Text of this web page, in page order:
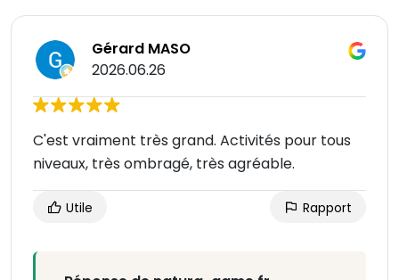
Gérard MASO
2026.06.26
C'est vraiment très grand. Activités pour tous
niveaux, très ombragé, très agréable.
Utile Rapport